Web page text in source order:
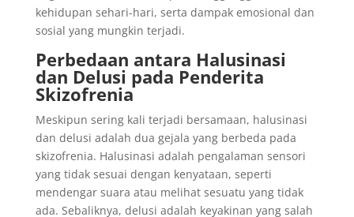
kehidupan sehari-hari, serta dampak emosional dan
sosial yang mungkin terjadi.
Perbedaan antara Halusinasi
dan Delusi pada Penderita
Skizofrenia
Meskipun sering kali terjadi bersamaan, halusinasi
dan delusi adalah dua gejala yang berbeda pada
skizofrenia. Halusinasi adalah pengalaman sensori
yang tidak sesuai dengan kenyataan, seperti
mendengar suara atau melihat sesuatu yang tidak
ada. Sebaliknya, delusi adalah keyakinan yang salah